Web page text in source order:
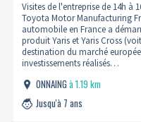
Visites de l'entreprise de 14h à
Toyota Motor Manufacturing
automobile en France a
produit Yaris et Yaris Cross
destination du marché
investissements réalisés…
ONNAINGà 1.19 km
Jusqu'à 7 ans